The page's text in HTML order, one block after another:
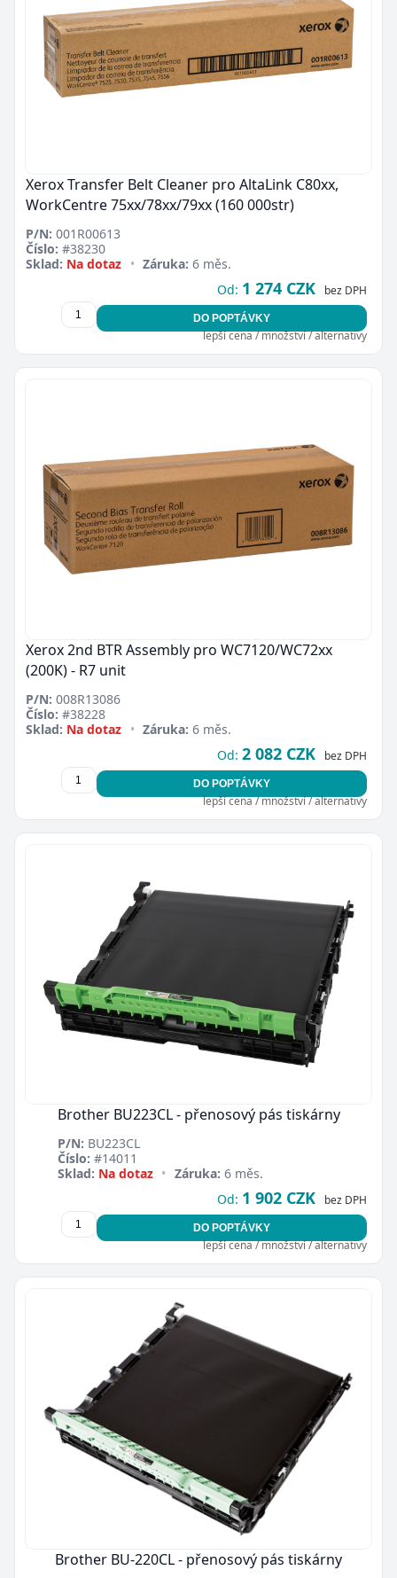
Xerox Transfer Belt Cleaner pro AltaLink C80xx,
WorkCentre 75xx/78xx/79xx (160 000str)
P/N: 001R00613
Číslo: #38230
Sklad: Na dotaz • Záruka: 6 měs.
Od: 1 274 CZK bez DPH
DO POPTÁVKY
lepší cena / množství / alternativy
Xerox 2nd BTR Assembly pro WC7120/WC72xx
(200K) - R7 unit
P/N: 008R13086
Číslo: #38228
Sklad: Na dotaz • Záruka: 6 měs.
Od: 2 082 CZK bez DPH
DO POPTÁVKY
lepší cena / množství / alternativy
Brother BU223CL - přenosový pás tiskárny
P/N: BU223CL
Číslo: #14011
Sklad: Na dotaz • Záruka: 6 měs.
Od: 1 902 CZK bez DPH
DO POPTÁVKY
lepší cena / množství / alternativy
Brother BU-220CL - přenosový pás tiskárny